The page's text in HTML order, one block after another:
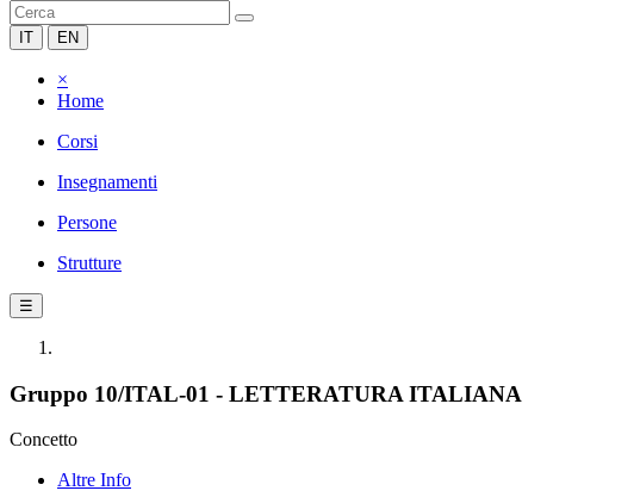
IT EN
×
Home
Corsi
Insegnamenti
Persone
Strutture
☰
Gruppo 10/ITAL-01 - LETTERATURA ITALIANA
Concetto
Altre Info